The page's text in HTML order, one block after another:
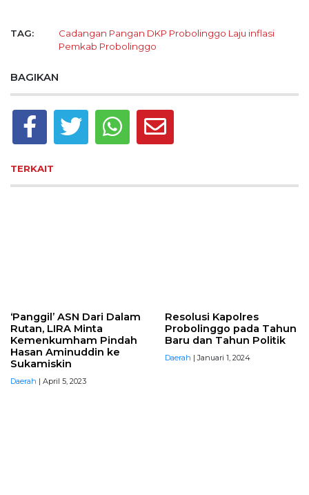
TAG: Cadangan Pangan DKP Probolinggo Laju inflasi
Pemkab Probolinggo
BAGIKAN
TERKAIT
‘Panggil’ ASN Dari Dalam
Rutan, LIRA Minta
Kemenkumham Pindah
Hasan Aminuddin ke
Sukamiskin
Daerah | April 5, 2023
Resolusi Kapolres
Probolinggo pada Tahun
Baru dan Tahun Politik
Daerah | Januari 1, 2024